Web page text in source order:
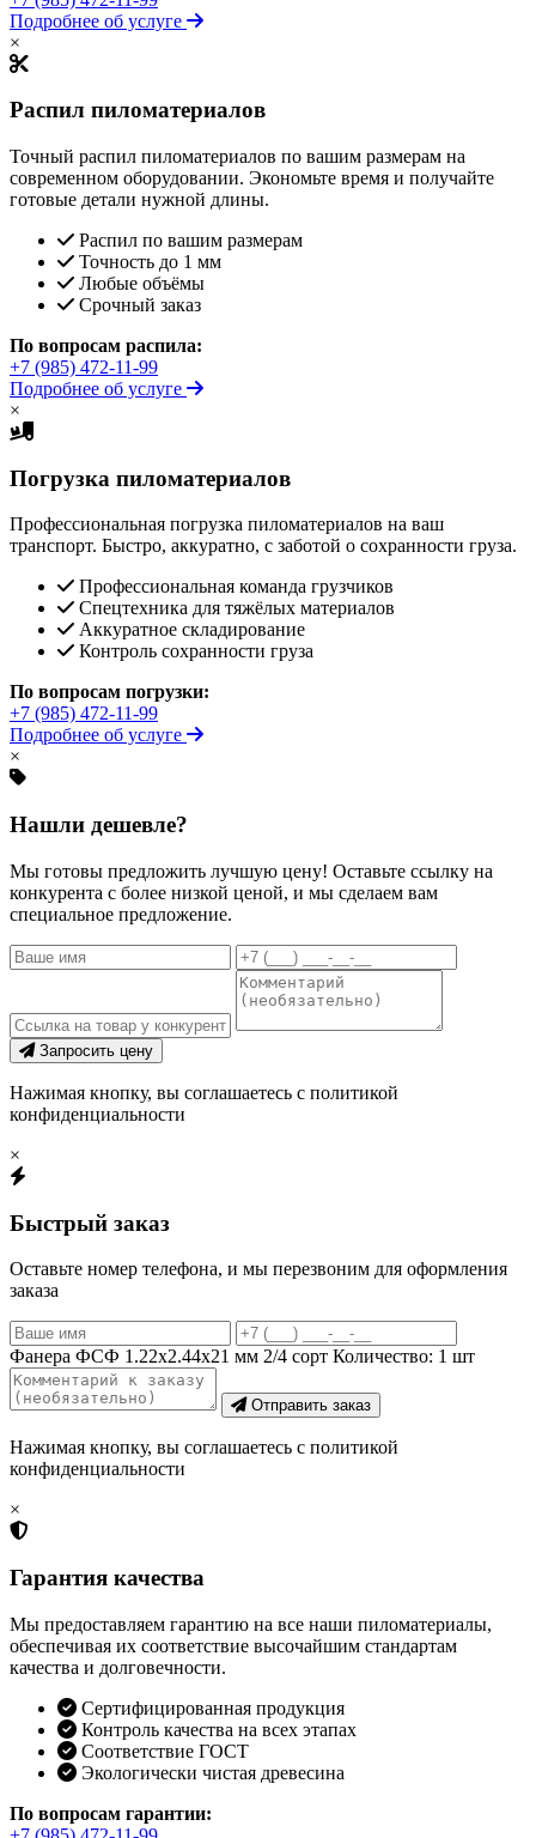
Подробнее об услуге
×
Распил пиломатериалов
Точный распил пиломатериалов по вашим размерам на
современном оборудовании. Экономьте время и получайте
готовые детали нужной длины.
Распил по вашим размерам
Точность до 1 мм
Любые объёмы
Срочный заказ
По вопросам распила:
+7 (985) 472-11-99
Подробнее об услуге
×
Погрузка пиломатериалов
Профессиональная погрузка пиломатериалов на ваш
транспорт. Быстро, аккуратно, с заботой о сохранности груза.
Профессиональная команда грузчиков
Спецтехника для тяжёлых материалов
Аккуратное складирование
Контроль сохранности груза
По вопросам погрузки:
+7 (985) 472-11-99
Подробнее об услуге
×
Нашли дешевле?
Мы готовы предложить лучшую цену! Оставьте ссылку на
конкурента с более низкой ценой, и мы сделаем вам
специальное предложение.
Запросить цену
Нажимая кнопку, вы соглашаетесь с политикой
конфиденциальности
×
Быстрый заказ
Оставьте номер телефона, и мы перезвоним для оформления
заказа
Фанера ФСФ 1.22х2.44х21 мм 2/4 сорт Количество: 1 шт
Отправить заказ
Нажимая кнопку, вы соглашаетесь с политикой
конфиденциальности
×
Гарантия качества
Мы предоставляем гарантию на все наши пиломатериалы,
обеспечивая их соответствие высочайшим стандартам
качества и долговечности.
Сертифицированная продукция
Контроль качества на всех этапах
Соответствие ГОСТ
Экологически чистая древесина
По вопросам гарантии: